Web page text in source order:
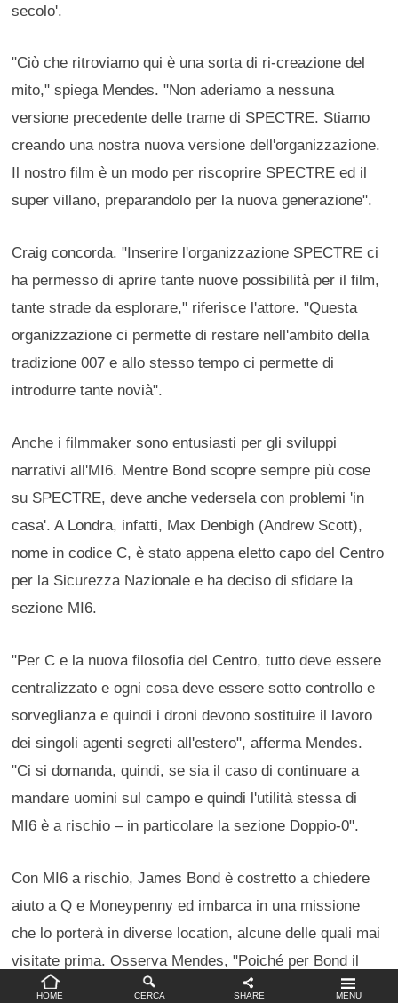
HOME CERCA SHARE MENU
secolo'.
"Ciò che ritroviamo qui è una sorta di ri-creazione del
mito," spiega Mendes. "Non aderiamo a nessuna
versione precedente delle trame di SPECTRE. Stiamo
creando una nostra nuova versione dell'organizzazione.
Il nostro film è un modo per riscoprire SPECTRE ed il
super villano, preparandolo per la nuova generazione".
Craig concorda. "Inserire l'organizzazione SPECTRE ci
ha permesso di aprire tante nuove possibilità per il film,
tante strade da esplorare," riferisce l'attore. "Questa
organizzazione ci permette di restare nell'ambito della
tradizione 007 e allo stesso tempo ci permette di
introdurre tante novià".
Anche i filmmaker sono entusiasti per gli sviluppi
narrativi all'MI6. Mentre Bond scopre sempre più cose
su SPECTRE, deve anche vedersela con problemi 'in
casa'. A Londra, infatti, Max Denbigh (Andrew Scott),
nome in codice C, è stato appena eletto capo del Centro
per la Sicurezza Nazionale e ha deciso di sfidare la
sezione MI6.
"Per C e la nuova filosofia del Centro, tutto deve essere
centralizzato e ogni cosa deve essere sotto controllo e
sorveglianza e quindi i droni devono sostituire il lavoro
dei singoli agenti segreti all'estero", afferma Mendes.
"Ci si domanda, quindi, se sia il caso di continuare a
mandare uomini sul campo e quindi l'utilità stessa di
MI6 è a rischio – in particolare la sezione Doppio-0".
Con MI6 a rischio, James Bond è costretto a chiedere
aiuto a Q e Moneypenny ed imbarca in una missione
che lo porterà in diverse location, alcune delle quali mai
visitate prima. Osserva Mendes, "Poiché per Bond il
suo viaggio personale è molto importante, abbiamo
Impostazioni privacy